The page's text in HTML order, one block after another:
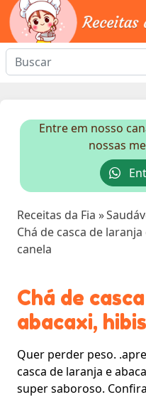
Entre em nosso
nossas
Receitas da Fia »
Chá de casca de
canela
Chá de
abacaxi,
Quer perder peso.
casca de laranja e
super saboroso.